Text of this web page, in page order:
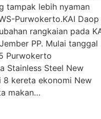
tampak lebih nyaman
Purwokerto.KAI Daop
rangkaian pada
PP. Mulai tanggal
Purwokerto
Stainless Steel New
8 kereta ekonomi New
makan…